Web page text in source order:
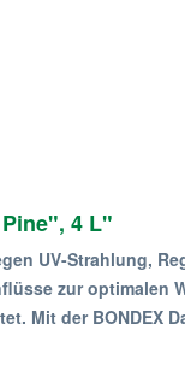
4 L"
UV-Strahlung,
zur optimalen
Mit der BONDEX